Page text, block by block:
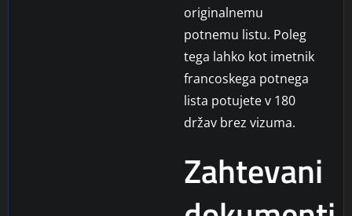
originalnemu
potnemu listu. Poleg
tega lahko kot imetnik
francoskega potnega
lista potujete v 180
držav brez vizuma.
Zahtevani